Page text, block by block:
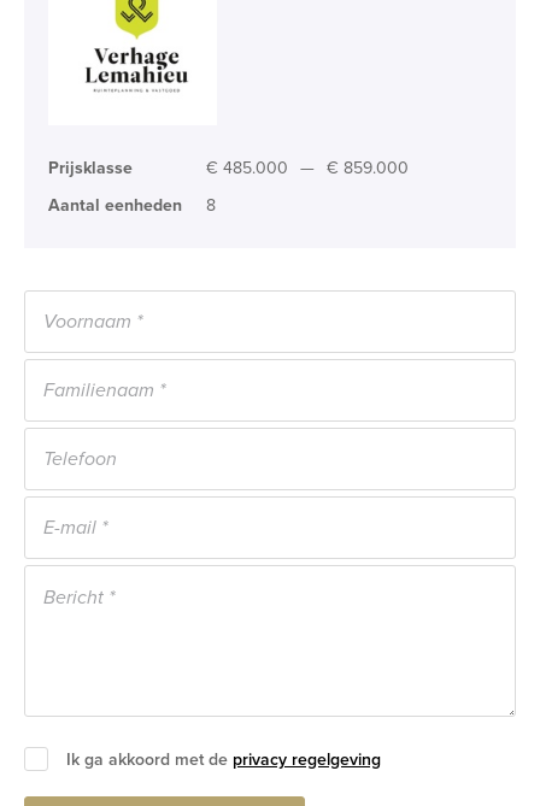
Prijsklasse € 485.000 — € 859.000
Aantal eenheden
8
Ik ga akkoord met de privacy regelgeving